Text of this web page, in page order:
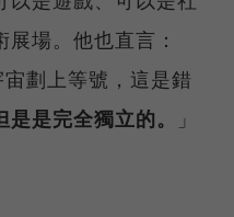
場。他也直言：
劃上等號，這是錯
是完全獨立的。 」